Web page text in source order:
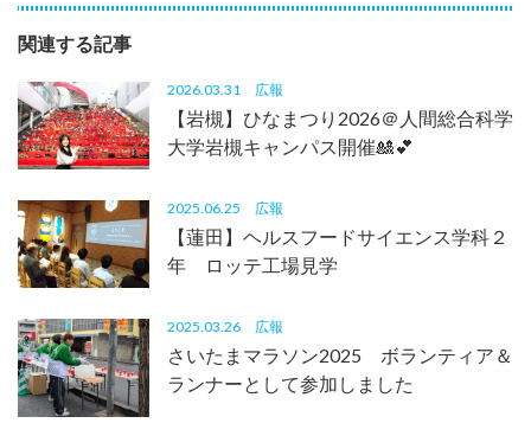
関連する記事
2026.03.31 広報
【岩槻】ひなまつり2026＠人間総合科学
大学岩槻キャンパス開催🎎💕
2025.06.25 広報
【蓮田】ヘルスフードサイエンス学科２
年 ロッテ工場見学
2025.03.26 広報
さいたまマラソン2025 ボランティア＆
ランナーとして参加しました